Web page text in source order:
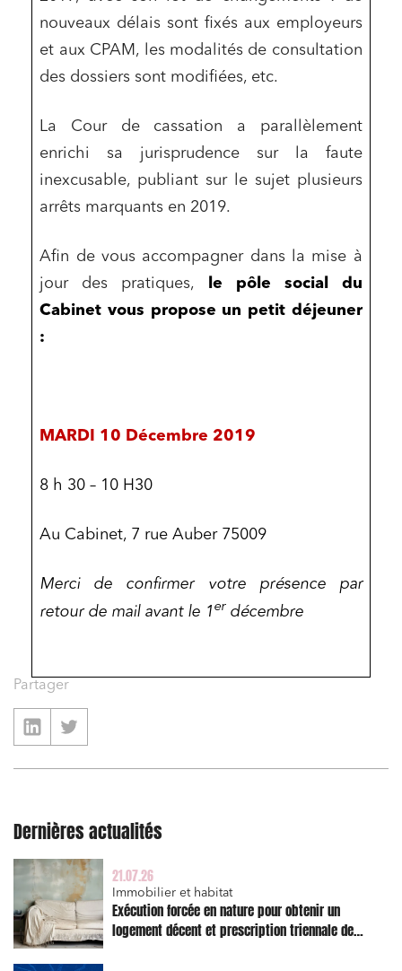
nouveaux délais sont fixés aux employeurs
et aux CPAM, les modalités de consultation
des dossiers sont modifiées, etc.
La Cour de cassation a parallèlement
enrichi sa jurisprudence sur la faute
inexcusable, publiant sur le sujet plusieurs
arrêts marquants en 2019.
Afin de vous accompagner dans la mise à
jour des pratiques,
le pôle social du
Cabinet vous propose un petit déjeuner
:
MARDI 10 Décembre 2019
8 h 30 – 10 H30
Au Cabinet, 7 rue Auber 75009
Merci de confirmer votre présence par
retour de mail avant le 1 er décembre
Partager
Dernières actualités
21.07.26
Immobilier et habitat
Exécution forcée en nature pour obtenir un
logement décent et prescription triennale de